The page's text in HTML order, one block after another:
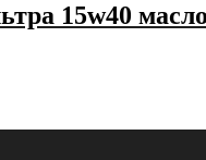
15w40